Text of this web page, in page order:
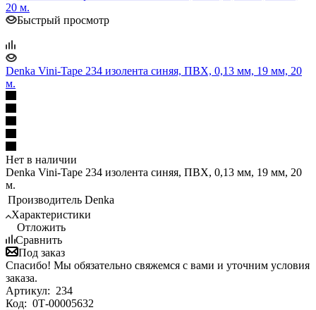
Быстрый просмотр
Denka Vini-Tape 234 изолента синяя, ПВХ, 0,13 мм, 19 мм, 20
м.
Нет в наличии
Denka Vini-Tape 234 изолента синяя, ПВХ, 0,13 мм, 19 мм, 20
м.
Производитель Denka
Характеристики
Отложить
Сравнить
Под заказ
Спасибо! Мы обязательно свяжемся с вами и уточним условия
заказа.
Артикул: 234
Код: 0Т-00005632